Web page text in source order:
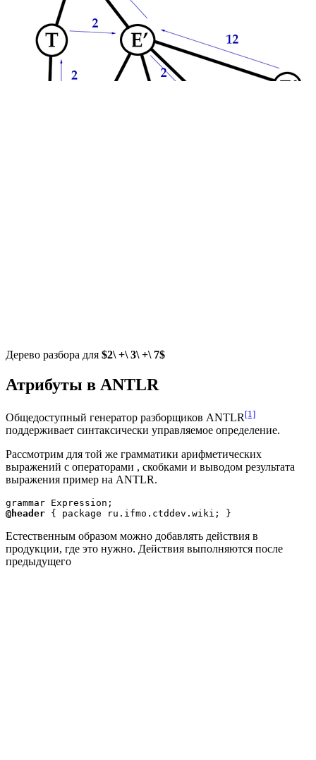
Дерево разбора для $2\ +\ 3\ +\ 7$
Атрибуты в ANTLR
Общедоступный генератор разборщиков ANTLR [1]
поддерживает синтаксически управляемое определение.
Рассмотрим для той же грамматики арифметических
выражений с операторами , скобками и выводом результата
выражения пример на ANTLR.
@header
Естественным образом можно добавлять действия в
продукции, где это нужно. Действия выполняются после
предыдущего